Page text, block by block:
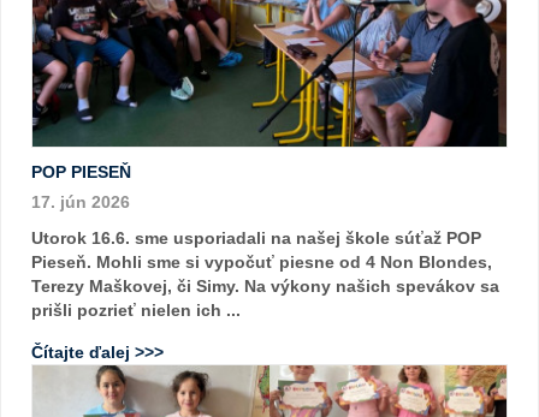
POP PIESEŇ
17. jún 2026
Utorok 16.6. sme usporiadali na našej škole súťaž POP
Pieseň. Mohli sme si vypočuť piesne od 4 Non Blondes,
Terezy Maškovej, či Simy. Na výkony našich spevákov sa
prišli pozrieť nielen ich ...
Čítajte ďalej >>>